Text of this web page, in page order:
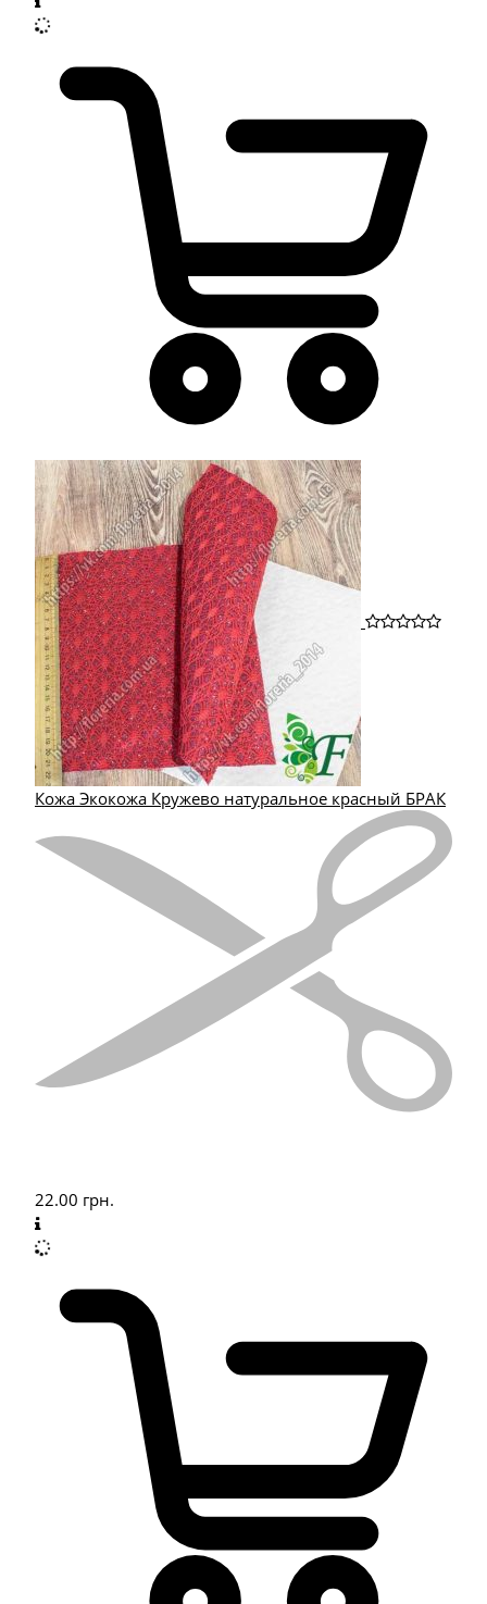
Кожа Экокожа Кружево натуральное красный БРАК
22.00 грн.